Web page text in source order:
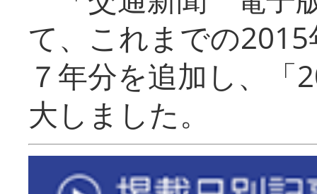
て、これまでの
７年分を追加し、「
大しまし